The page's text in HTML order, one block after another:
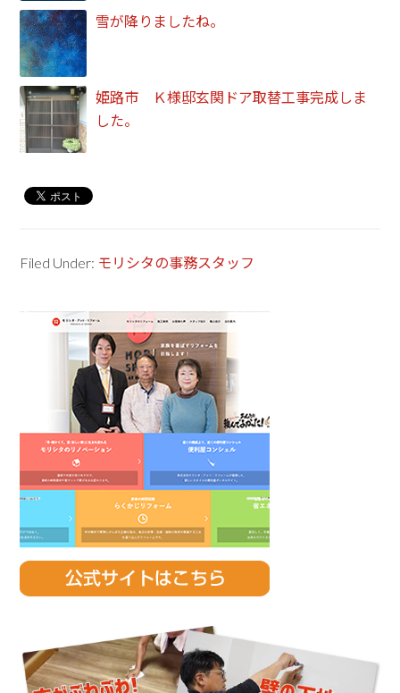
雪が降りましたね。
姫路市 Ｋ様邸玄関ドア取替工事完成しま
した。
Filed Under: モリシタの事務スタッフ
Primary
Sidebar